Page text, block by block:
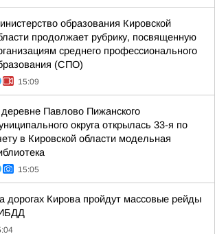
образования Кировской
продолжает рубрику, посвященную
среднего профессионального
(СПО)
15:09
Павлово Пижанского
округа открылась 33-я по
в Кировской области модельная
15:05
дорогах Кирова пройдут массовые рейды